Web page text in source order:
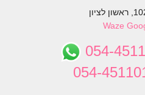
Waze
054-
054-